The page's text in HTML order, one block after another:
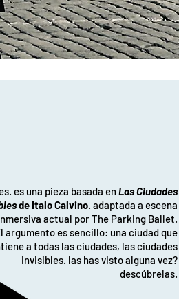
es una pieza basada enLas Ciudades
de Italo Calvino. adaptada a escena
actual por The Parking Ballet.
argumento es sencillo: una ciudad que
a todas las ciudades, las ciudades
invisibles. las has visto alguna vez?
descúbrelas.